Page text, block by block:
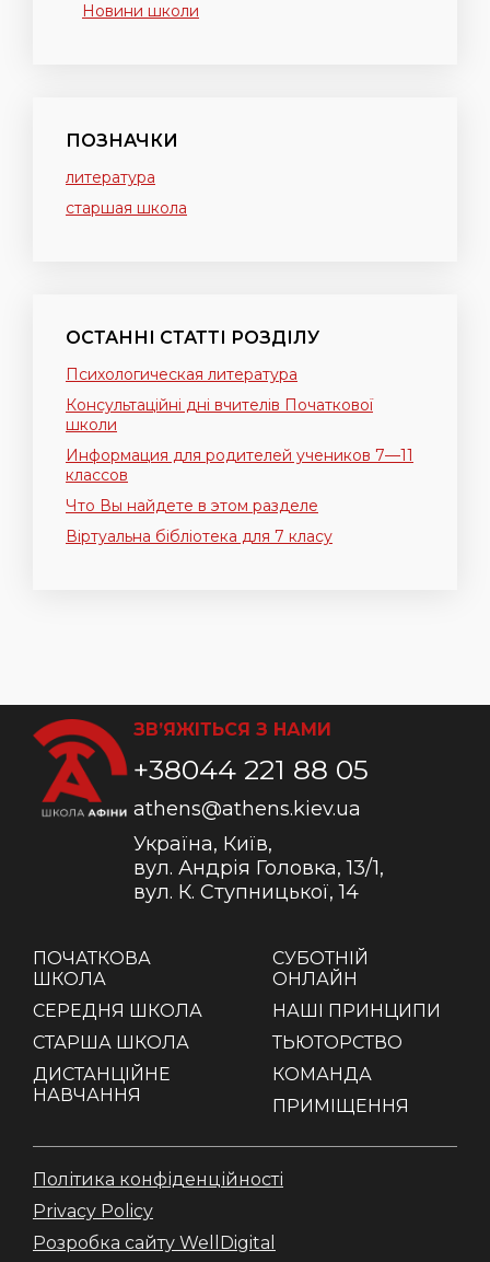
Новини школи
ПОЗНАЧКИ
литература
старшая школа
ОСТАННІ СТАТТІ РОЗДІЛУ
Психологическая литература
Консультаційні дні вчителів Початкової
школи
Информация для родителей учеников 7—11
классов
Что Вы найдете в этом разделе
Віртуальна бібліотека для 7 класу
ПОЧАТКОВА
ШКОЛА
СЕРЕДНЯ ШКОЛА
СТАРША ШКОЛА
ДИСТАНЦІЙНЕ
НАВЧАННЯ
СУБОТНІЙ
ОНЛАЙН
НАШІ ПРИНЦИПИ
ТЬЮТОРСТВО
КОМАНДА
ПРИМІЩЕННЯ
ЗВ’ЯЖІТЬСЯ З НАМИ
+38044 221 88 05
athens@athens.kiev.ua
Україна, Київ,
вул. Андрія Головка, 13/1,
вул. К. Ступницької, 14
Політика конфіденційності
Privacy Policy
Розробка сайту WellDigital